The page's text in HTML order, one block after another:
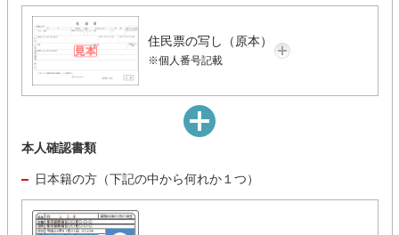
住民票の写し（原本）
※個人番号記載
本人確認書類
日本籍の方（下記の中から何れか１つ）